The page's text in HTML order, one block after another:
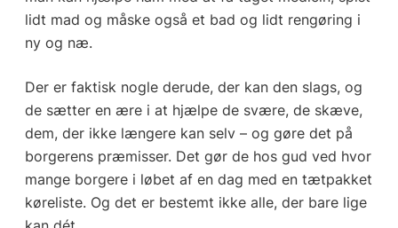
lidt mad og måske også et bad og lidt rengøring i
ny og næ.
Der er faktisk nogle derude, der kan den slags, og
de sætter en ære i at hjælpe de svære, de skæve,
dem, der ikke længere kan selv – og gøre det på
borgerens præmisser. Det gør de hos gud ved hvor
mange borgere i løbet af en dag med en tætpakket
køreliste. Og det er bestemt ikke alle, der bare lige